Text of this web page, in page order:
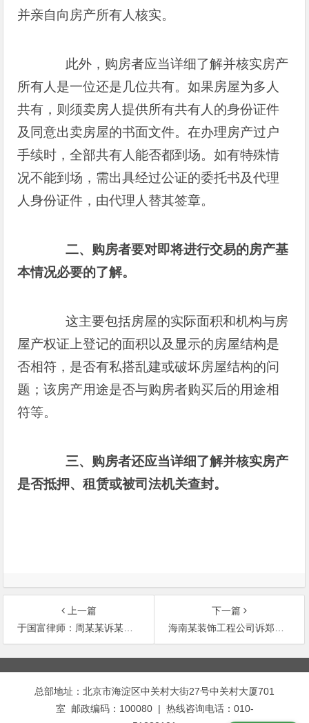
并亲自向房产所有人核实。
此外，购房者应当详细了解并核实房产
所有人是一位还是几位共有。如果房屋为多人
共有，则须卖房人提供所有共有人的身份证件
及同意出卖房屋的书面文件。在办理房产过户
手续时，全部共有人能否都到场。如有特殊情
况不能到场，需出具经过公证的委托书及代理
人身份证件，由代理人替其签章。
二、购房者要对即将进行交易的房产基
本情况必要的了解。
这主要包括房屋的实际面积和机构与房
屋产权证上登记的面积以及显示的房屋结构是
否相符，是否有私搭乱建或破坏房屋结构的问
题；该房产用途是否与购房者购买后的用途相
符等。
三、购房者还应当详细了解并核实房产
是否抵押、租赁或被司法机关查封。
上一篇
于国富律师：周某某诉某某大学名誉权隐私权纠纷案件
下一篇
海南某装饰工程公司诉郑某房屋产权纠纷案《答辩状》
文
章
总部地址：北京市海淀区中关村大街27号中关村大厦701
室 邮政编码：100080 | 热线咨询电话：010-